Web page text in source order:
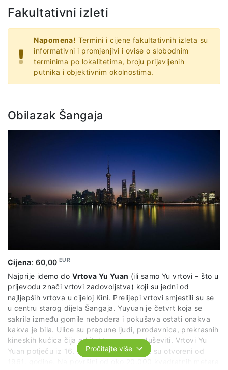
Fakultativni izleti
Napomena! Termini i cijene fakultativnih izleta su
informativni i promjenjivi i ovise o slobodnim
terminima po lokalitetima, broju prijavljenih
putnika i objektivnim okolnostima.
Obilazak Šangaja
Cijena:60,00 EUR
Najprije idemo do Vrtova Yu Yuan (ili samo Yu vrtovi – što u
prijevodu znači vrtovi zadovoljstva) koji su jedni od
najljepših vrtova u cijeloj Kini. Prelijepi vrtovi smjestili su se
u centru starog dijela Šangaja. Yuyuan je četvrt koja se
sakrila između gomile nebodera i pokušava ostati onakva
kakva je bila. Ulice su prepune ljudi, prodavnica, prekrasnih
kineskih kućica čija arhitektura mora oduševiti. Vrtovi Yu
Yuan potječu iz 16. stoljeća, a za javnost su otvoreni od
Pročitajte više